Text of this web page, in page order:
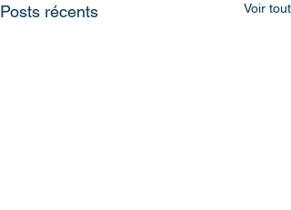
Posts récents Voir tout